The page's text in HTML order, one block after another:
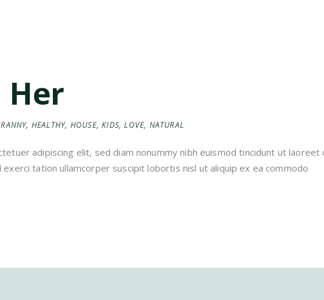
Her
, HEALTHY, HOUSE,KIDS,LOVE, NATURAL
adipiscing elit, sed diam nonummy nibh euismod tincidunt ut
exerci tation ullamcorper suscipit lobortis nisl ut aliquip ex ea commodo